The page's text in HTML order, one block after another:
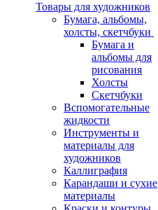
Товары для художников
Бумага, альбомы,
холсты, скетчбуки
Бумага и
альбомы для
рисования
Холсты
Скетчбуки
Вспомогательные
жидкости
Инструменты и
материалы для
художников
Каллиграфия
Карандаши и сухие
материалы